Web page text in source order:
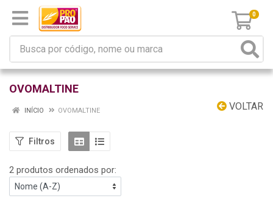
0
OVOMALTINE
VOLTAR
INÍCIO OVOMALTINE
Filtros
2 produtos ordenados por: